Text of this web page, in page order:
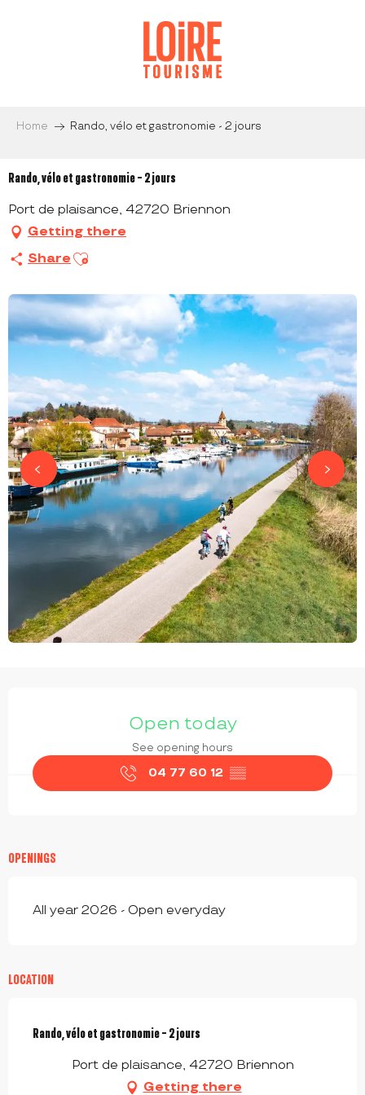
Home Rando, vélo et gastronomie - 2 jours
Rando, vélo et gastronomie - 2 jours
Port de plaisance, 42720 Briennon
Getting there
Share Ajouter aux favoris
Open today
See opening hours
04 77 60 12 ▒▒
OPENINGS
All year 2026 - Open everyday
LOCATION
Rando, vélo et gastronomie - 2 jours
Port de plaisance, 42720 Briennon
Getting there